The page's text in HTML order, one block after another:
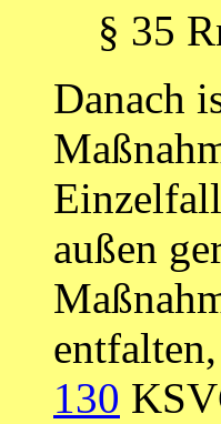
§ 35
Danach
außen
130